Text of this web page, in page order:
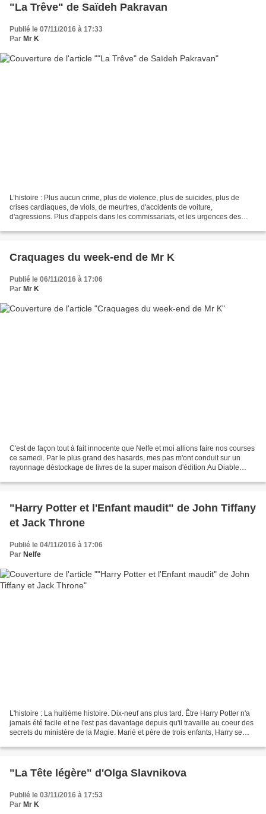
"La Trêve" de Saïdeh Pakravan
Publié le 07/11/2016 à 17:33
Par Mr K
L’histoire : Plus aucun crime, plus de violence, plus de suicides, plus de
crises cardiaques, de viols, de meurtres, d'accidents de voiture,
d'agressions. Plus d'appels dans les commissariats, et les urgences des
Craquages du week-end de Mr K
Publié le 06/11/2016 à 17:06
Par Mr K
C'est de façon tout à fait innocente que Nelfe et moi allions faire nos courses
ce samedi. Par le plus grand des hasards, mes pas m'ont conduit sur un
rayonnage déstockage de livres de la super maison d'édition Au Diable
"Harry Potter et l'Enfant maudit" de John Tiffany
et Jack Throne
Publié le 04/11/2016 à 17:06
Par Nelfe
L'histoire : La huitième histoire. Dix-neuf ans plus tard. Être Harry Potter n'a
jamais été facile et ne l'est pas davantage depuis qu'il travaille au coeur des
secrets du ministère de la Magie. Marié et père de trois enfants, Harry se
"La Tête légère" d'Olga Slavnikova
Publié le 03/11/2016 à 17:53
Par Mr K